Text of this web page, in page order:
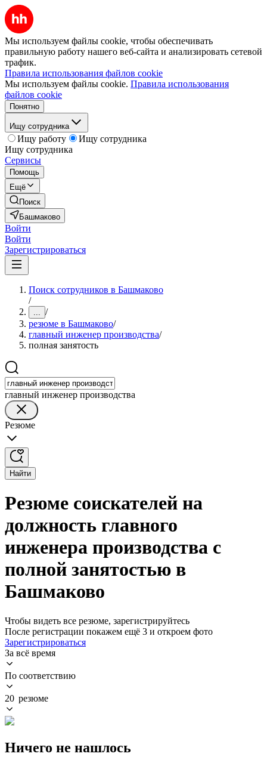
Мы используем файлы cookie, чтобы обеспечивать
правильную работу нашего веб-сайта и анализировать сетевой
трафик.
Правила использования файлов cookie
Мы используем файлы cookie. Правила использования
файлов cookie
Понятно
Ищу сотрудника
Ищу работу
Ищу сотрудника
Ищу сотрудника
Сервисы
Помощь
Ещё
Поиск
Башмаково
Войти
Войти
Зарегистрироваться
Поиск сотрудников в Башмаково
/
... /
резюме в Башмаково/
главный инженер производства/
полная занятость
главный инженер производства
Резюме
Найти
Резюме соискателей на
должность главного
инженера производства с
полной занятостью в
Башмаково
Чтобы видеть все резюме, зарегистрируйтесь
После регистрации покажем ещё 3 и откроем фото
Зарегистрироваться
За всё время
По соответствию
20 резюме
Ничего не нашлось